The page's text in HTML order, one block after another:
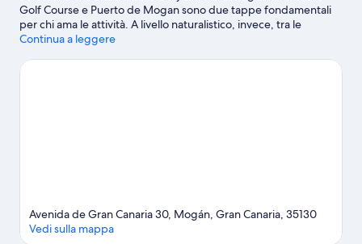
Golf Course e Puerto de Mogan sono due tappe fondamentali
per chi ama le attività. A livello naturalistico, invece, tra le
principali attrazioni della zona ci sono Spiaggia di Puerto Rico e
Angry Birds Activity Park meritano una visita.
Continua a leggere
Avenida de Gran Canaria 30, Mogán, Gran Canaria, 35130
Vedi sulla mappa